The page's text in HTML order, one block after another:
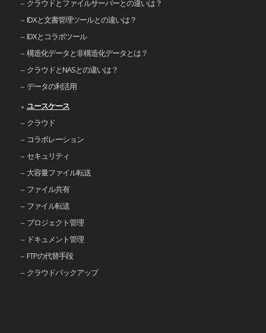
クラウドとファイルサーバーとの違いは？
IDXと文書管理ツールとの違いは？
IDXとコラボツール
構造化データと非構造化データとは？
クラウドとNASとの違いは？
データの利活用
ユースケース
クラウド
コラボレーション
セキュリティ
大容量ファイル転送
ファイル共有
ファイル転送
プロジェクト管理
ドキュメント管理
FTPの代替手段
クラウドバックアップ